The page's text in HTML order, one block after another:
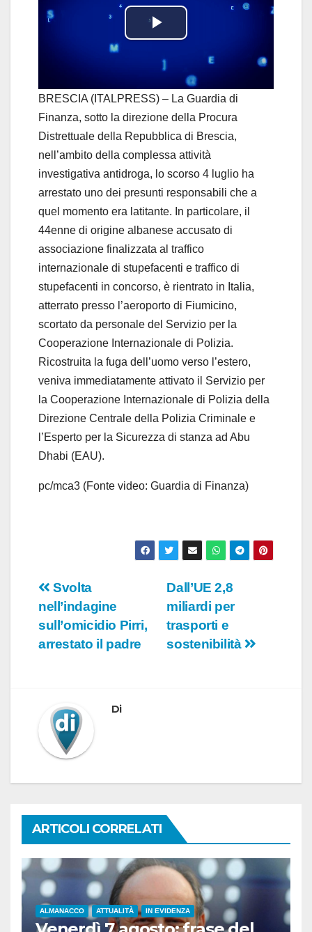
P
l
a
y
V
i
d
e
o
BRESCIA (ITALPRESS) – La Guardia di
Finanza, sotto la direzione della Procura
Distrettuale della Repubblica di Brescia,
nell’ambito della complessa attività
investigativa antidroga, lo scorso 4 luglio ha
arrestato uno dei presunti responsabili che a
quel momento era latitante. In particolare, il
44enne di origine albanese accusato di
associazione finalizzata al traffico
internazionale di stupefacenti e traffico di
stupefacenti in concorso, è rientrato in Italia,
atterrato presso l’aeroporto di Fiumicino,
scortato da personale del Servizio per la
Cooperazione Internazionale di Polizia.
Ricostruita la fuga dell’uomo verso l’estero,
veniva immediatamente attivato il Servizio per
la Cooperazione Internazionale di Polizia della
Direzione Centrale della Polizia Criminale e
l’Esperto per la Sicurezza di stanza ad Abu
Dhabi (EAU).
pc/mca3 (Fonte video: Guardia di Finanza)
Navigazione
articoli
Dall’UE 2,8
miliardi per
trasporti e
sostenibilità
Svolta
nell’indagine
sull’omicidio Pirri,
arrestato il padre
Di
ARTICOLI CORRELATI
ALMANACCO ATTUALITÀ IN EVIDENZA